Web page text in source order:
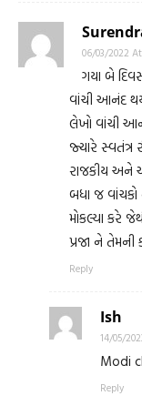
06/03/2022 At
ગયા બે
વાંચી આનંદ
લેખો વાંચી
જ્યારે
રાજકીય અને
બધા જ વાંચકો
મોકલ્યા કરે
પ્રજા ને
Reply
Ish
14/05/
Modi
Reply